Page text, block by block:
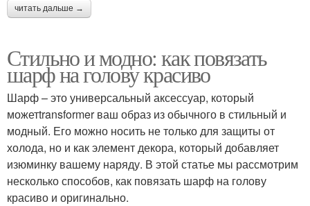
читать дальше →
Стильно и модно: как повязать
шарф на голову красиво
Шарф – это универсальный аксессуар, который
можетtransformer ваш образ из обычного в стильный и
модный. Его можно носить не только для защиты от
холода, но и как элемент декора, который добавляет
изюминку вашему наряду. В этой статье мы рассмотрим
несколько способов, как повязать шарф на голову
красиво и оригинально.